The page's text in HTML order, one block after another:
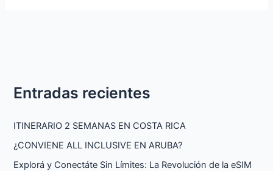
Entradas recientes
ITINERARIO 2 SEMANAS EN COSTA RICA
¿CONVIENE ALL INCLUSIVE EN ARUBA?
Explorá y Conectáte Sin Límites: La Revolución de la eSIM